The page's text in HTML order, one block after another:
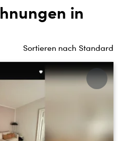
in
Sortieren nach Standard